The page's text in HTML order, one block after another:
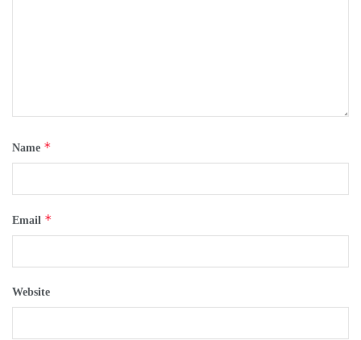
Name *
Email *
Website